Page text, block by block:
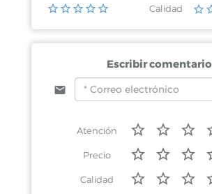
Calidad
Escribir comentario
Atención
Precio
Calidad